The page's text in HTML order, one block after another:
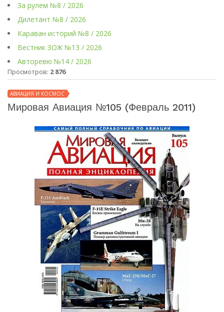
За рулем №8 / 2026
Дилетант №8 / 2026
Караван историй №8 / 2026
Вестник ЗОЖ №13 / 2026
Авторевю №14 / 2026
Просмотров: 2 876
АВИАЦИЯ И КОСМОС
Мировая Авиация №105 (февраль 2011)